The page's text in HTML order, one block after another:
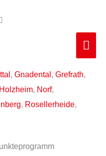
,Gnadental ,Grefrath
Holzheim Norf,
Rosellerheide